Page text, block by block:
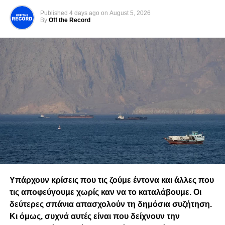
έντονη παρουσία στον τομέα των επενδύσεων και της
ανάπτυξης, οι συνέπειες επεκτάθηκαν και στον
επαγγελματικό του χώρο, στους εργαζομένους και στις
συνεργασίες του. Αντίστοιχα, ο κ. Συλλούρης, με μακρά
κοινοβουλευτική πορεία, βρέθηκε από τη θέση του
ανώτατου πολιτειακού αξιώματος στο επίκεντρο μιας
υπόθεσης που καθόρισε την πολιτική του παρακαταθήκη.
Το προσωπικό και κοινωνικό κόστος μιας τέτοιας
διαδρομής δεν μπορεί να αποτιμηθεί μόνο με νομικούς
όρους.
Η υπόθεση εντάχθηκε εξαρχής σε ένα ευρύτερο διεθνές
πλαίσιο συζητήσεων για τα προγράμματα
πολιτογράφησης επενδυτών, τα οποία εφαρμόζονταν σε
διάφορα κράτη και αποτελούσαν αντικείμενο έντονου
ενδιαφέροντος από ευρωπαϊκούς και διεθνείς
οργανισμούς. Η δημοσιογραφική έρευνα του AlJazeera
είχε σημαντικό αντίκτυπο στην εικόνα της Κυπριακής
Published 4 days ago on August 5, 2026
By Off the Record
Υπάρχουν κρίσεις που τις ζούμε έντονα και άλλες που
τις αποφεύγουμε χωρίς καν να το καταλάβουμε. Οι
δεύτερες σπάνια απασχολούν τη δημόσια συζήτηση.
Κι όμως, συχνά αυτές είναι που δείχνουν την